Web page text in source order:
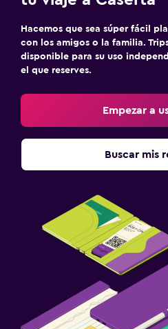
Sistema de entretenimiento
TV de pantalla plana
Sala de estar/TV compartida
Servicio de planchado
Habitación
Enchufe cerca de la cama
Armario o clóset
Salud y seguridad
Hacemos que sea súper fácil
con los amigos o la familia.
disponible para su uso
el que reserves.
Empezar a
Buscar mis